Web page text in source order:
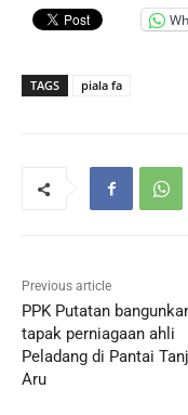
TAGS piala fa
Previous article
PPK Putatan
tapak perniagaan ahli
Peladang di Pantai
Aru